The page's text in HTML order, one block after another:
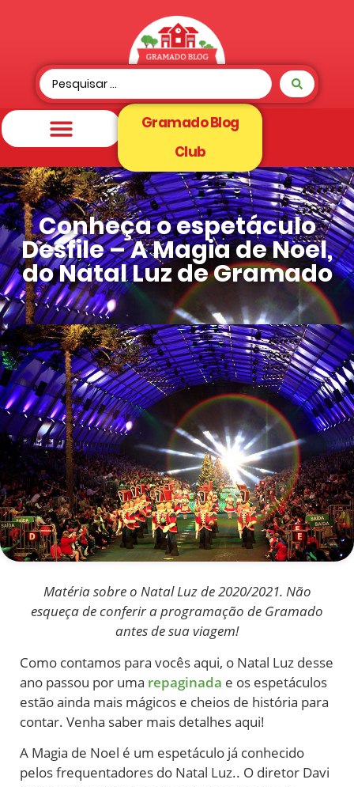
Gramado Blog
Club
Conheça o espetáculo
Desfile – A Magia de Noel,
do Natal Luz de Gramado
Matéria sobre o Natal Luz de 2020/2021. Não
esqueça de conferir a programação de Gramado
antes de sua viagem!
Como contamos para vocês aqui, o Natal Luz desse
ano passou por uma repaginada e os espetáculos
estão ainda mais mágicos e cheios de história para
contar. Venha saber mais detalhes aqui!
A Magia de Noel é um espetáculo já conhecido
pelos frequentadores do Natal Luz.. O diretor Davi